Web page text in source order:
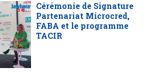
Cérémonie de Signature
Partenariat Microcred,
FABA et le programme
TACIR